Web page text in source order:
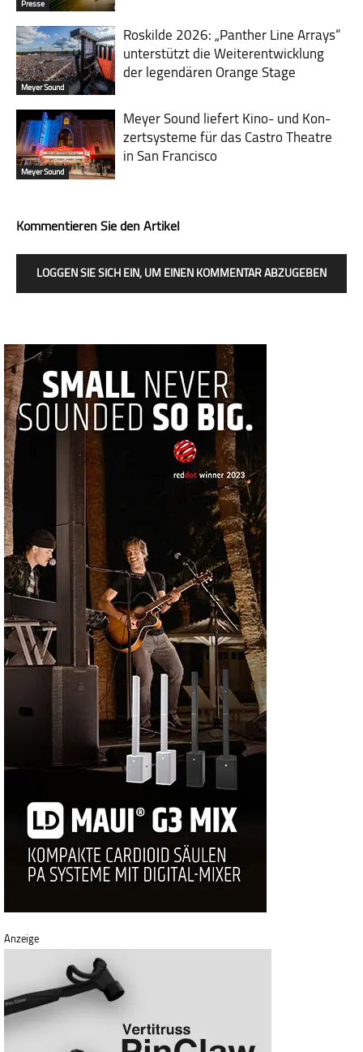
Presse
Meyer Sound
Roskilde 2026: „Panther Line Arrays“
unterstützt die Weiterentwicklung
der legendären Orange Stage
Meyer Sound
Meyer Sound liefert Kino- und Kon­
zert­sys­teme für das Castro Theatre
in San Francisco
Kommentieren Sie den Artikel
LOGGEN SIE SICH EIN, UM EINEN KOMMENTAR ABZUGEBEN
Anzeige